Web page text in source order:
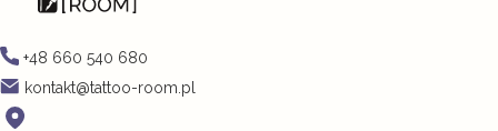
+48 660 540 680
kontakt@tattoo-room.pl